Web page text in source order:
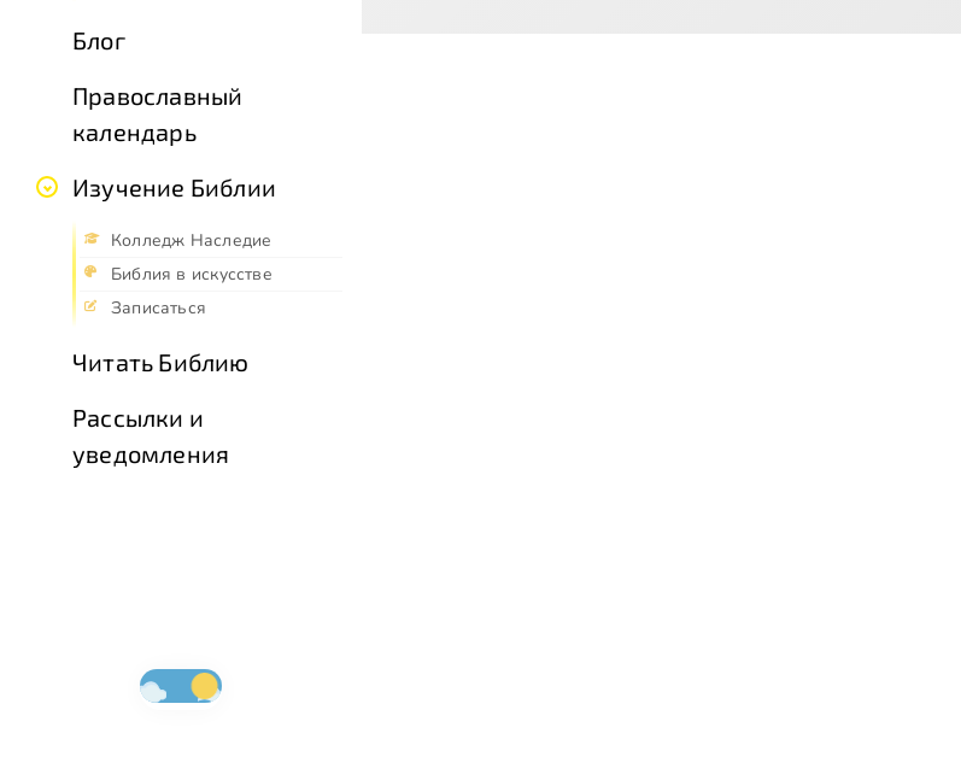
Блог
Православный
календарь
Изучение Библии
Колледж Наследие
Библия в искусстве
Записаться
Читать Библию
Рассылки и
уведомления